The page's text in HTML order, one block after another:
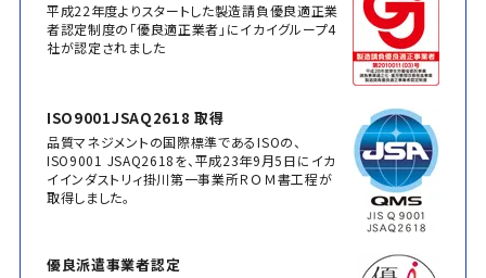
平成22年度よりスタートした製造請負優良適正業
者認定制度の「優良適正業者」にイカイグループ4
社が認定されました
ISO9001JSAQ2618 取得
品質マネジメントの国際標準であるISOの、
ISO9001 JSAQ2618を、平成23年9月5日にイカ
イインダストリィ掛川第一事業所ＲＯＭ書工程が
取得しました。
優良派遣事業者認定